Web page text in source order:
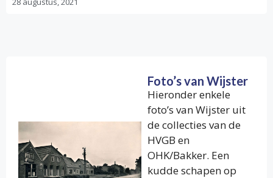
Foto’s van Wijster
Hieronder enkele
foto’s van Wijster uit
de collecties van de
HVGB en
OHK/Bakker. Een
kudde schapen op